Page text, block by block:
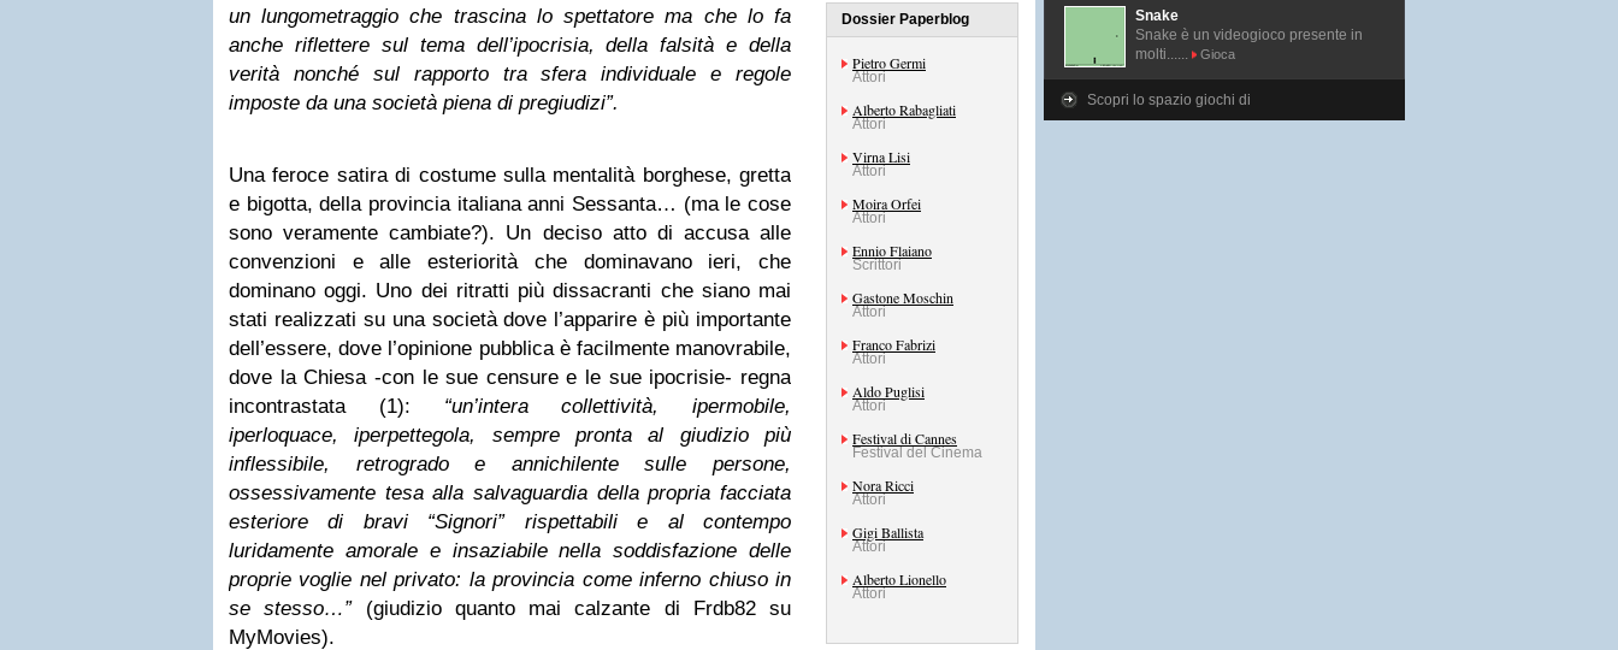
un lungometraggio che trascina lo spettatore ma che lo fa
anche riflettere sul tema dell’ipocrisia, della falsità e della
verità nonché sul rapporto tra sfera individuale e regole
imposte da una società piena di pregiudizi”.
Una feroce satira di costume sulla mentalità borghese, gretta
e bigotta, della provincia italiana anni Sessanta… (ma le cose
sono veramente cambiate?). Un deciso atto di accusa alle
convenzioni e alle esteriorità che dominavano ieri, che
dominano oggi. Uno dei ritratti più dissacranti che siano mai
stati realizzati su una società dove l’apparire è più importante
dell’essere, dove l’opinione pubblica è facilmente manovrabile,
dove la Chiesa -con le sue censure e le sue ipocrisie- regna
incontrastata (1): “un’intera collettività, ipermobile,
iperloquace, iperpettegola, sempre pronta al giudizio più
inflessibile, retrogrado e annichilente sulle persone,
ossessivamente tesa alla salvaguardia della propria facciata
esteriore di bravi “Signori” rispettabili e al contempo
luridamente amorale e insaziabile nella soddisfazione delle
proprie voglie nel privato: la provincia come inferno chiuso in
se stesso…” (giudizio quanto mai calzante di Frdb82 su
MyMovies).
Dossier Paperblog
Pietro Germi
Attori
Alberto Rabagliati
Attori
Virna Lisi
Attori
Moira Orfei
Attori
Ennio Flaiano
Scrittori
Gastone Moschin
Attori
Franco Fabrizi
Attori
Aldo Puglisi
Attori
Festival di Cannes
Festival del Cinema
Nora Ricci
Attori
Gigi Ballista
Attori
Alberto Lionello
Attori
Snake
Snake è un videogioco presente in
molti......
Gioca
Scopri lo spazio giochi di